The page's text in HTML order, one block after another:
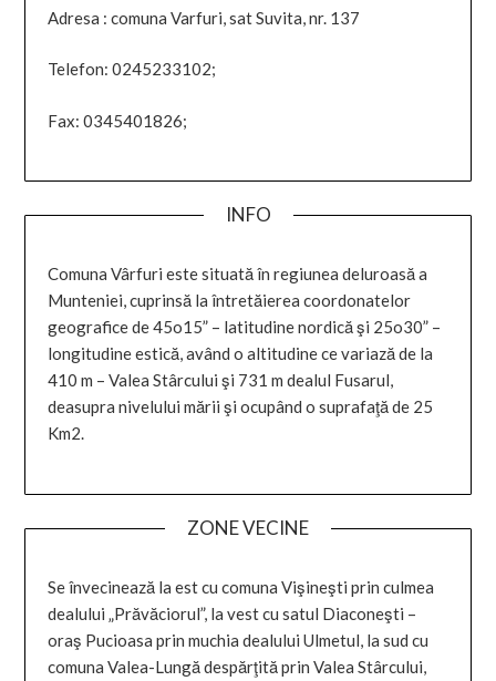
Adresa : comuna Varfuri, sat Suvita, nr. 137
Telefon: 0245233102;
Fax: 0345401826;
INFO
Comuna Vârfuri este situată în regiunea deluroasă a
Munteniei, cuprinsă la întretăierea coordonatelor
geografice de 45o15” – latitudine nordică şi 25o30” –
longitudine estică, având o altitudine ce variază de la
410 m – Valea Stârcului şi 731 m dealul Fusarul,
deasupra nivelului mării şi ocupând o suprafaţă de 25
Km2.
ZONE VECINE
Se învecinează la est cu comuna Vişineşti prin culmea
dealului „Prăvăciorul”, la vest cu satul Diaconeşti –
oraş Pucioasa prin muchia dealului Ulmetul, la sud cu
comuna Valea-Lungă despărţită prin Valea Stârcului,